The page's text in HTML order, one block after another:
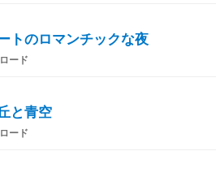
トのロマンチックな夜
ード
と青空
ード